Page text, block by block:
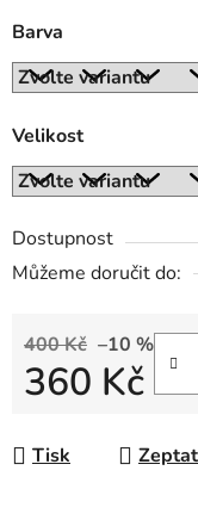
Barva
Velikost
Dostupnost
Můžeme doručit do:
400 Kč –10 %
360 Kč
Tisk